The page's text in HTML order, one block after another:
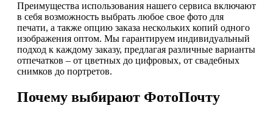
Преимущества использования нашего сервиса включают
в себя возможность выбрать любое свое фото для
печати, а также опцию заказа нескольких копий одного
изображения оптом. Мы гарантируем индивидуальный
подход к каждому заказу, предлагая различные варианты
отпечатков – от цветных до цифровых, от свадебных
снимков до портретов.
Почему выбирают ФотоПочту